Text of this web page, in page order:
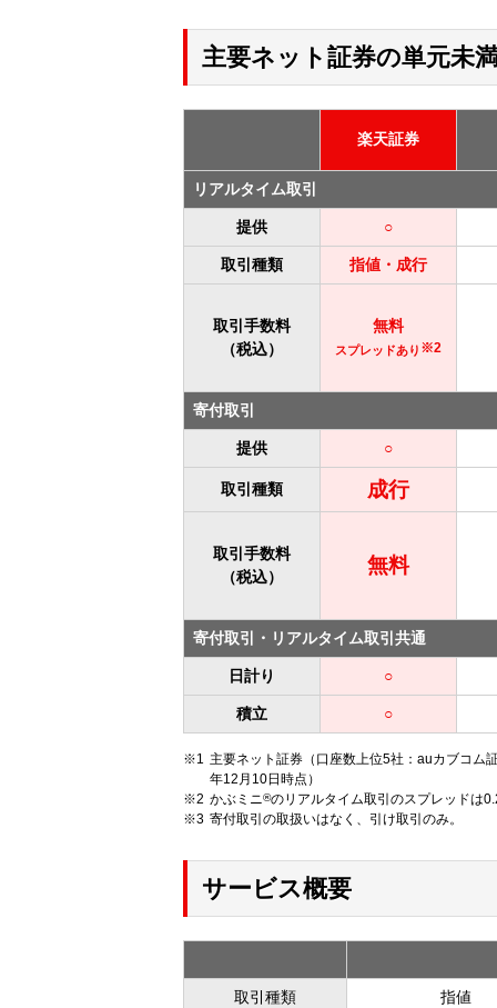
主要ネット証券の単元未
楽天証券
リアルタイム取引
提供 ○
取引種類 指値・成行
取引手数料
（税込）
無料
スプレッドあり ※2
寄付取引
提供 ○
取引種類 成行
取引手数料
（税込）
無料
寄付取引・リアルタイム取引共通
日計り ○
積立 ○
主要ネット証券（口座数上位5社：auカブコム
年12月10日時点）
かぶミニ®のリアルタイム取引のスプレッドは
寄付取引の取扱いはなく、引け取引のみ。
サービス概要
取引種類 指値